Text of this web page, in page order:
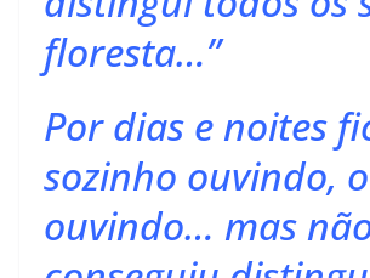
floresta…”
Por dias e noites
sozinho ouvindo,
ouvindo… mas